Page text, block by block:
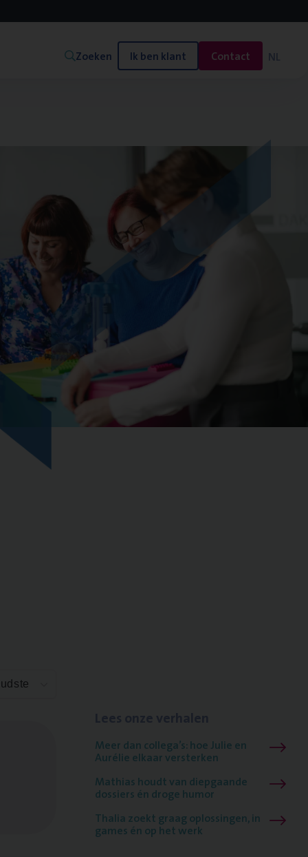
Zoeken Ik ben klant Contact NL
Meer dan collega’s: hoe Julie en
Aurélie elkaar versterken
Mathias houdt van diepgaande
dossiers én droge humor
Thalia zoekt graag oplossingen, in
games én op het werk